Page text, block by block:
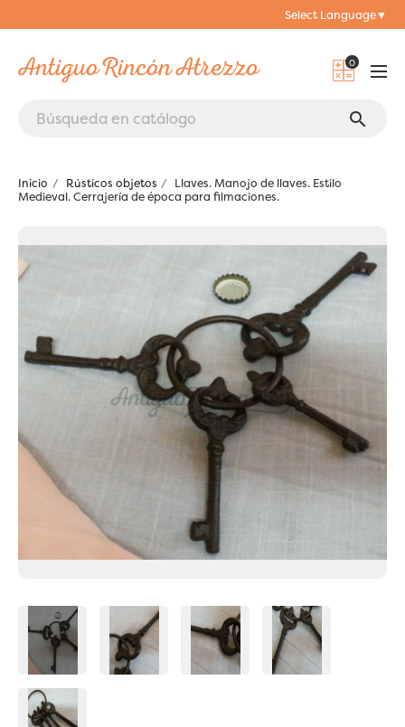
Select Language▼
0
search
Inicio Rústicos objetos
Llaves. Manojo de llaves. Estilo
Medieval. Cerrajería de época para filmaciones.